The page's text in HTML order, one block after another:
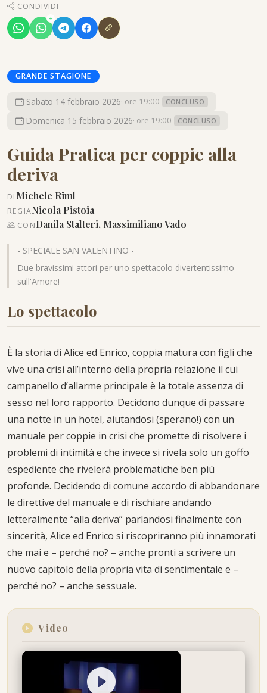
CONDIVIDI
+
GRANDE STAGIONE
Sabato 14 febbraio 2026· ore 19:00 CONCLUSO
Domenica 15 febbraio 2026· ore 19:00 CONCLUSO
Guida Pratica per coppie alla
deriva
DI Michele Riml
REGIANicola Pistoia
CONDanila Stalteri, Massimiliano Vado
- SPECIALE SAN VALENTINO -
Due bravissimi attori per uno spettacolo divertentissimo
sull'Amore!
Lo spettacolo
È la storia di Alice ed Enrico, coppia matura con figli che
vive una crisi all’interno della propria relazione il cui
campanello d’allarme principale è la totale assenza di
sesso nel loro rapporto. Decidono dunque di passare
una notte in un hotel, aiutandosi (sperano!) con un
manuale per coppie in crisi che promette di risolvere i
problemi di intimità e che invece si rivela solo un goffo
espediente che rivelerà problematiche ben più
profonde. Decidendo di comune accordo di abbandonare
le direttive del manuale e di rischiare andando
letteralmente “alla deriva” parlandosi finalmente con
sincerità, Alice ed Enrico si riscopriranno più innamorati
che mai e – perché no? – anche pronti a scrivere un
nuovo capitolo della propria vita di sentimentale e –
perché no? – anche sessuale.
Video